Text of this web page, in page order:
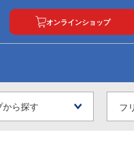
オンラインショップ